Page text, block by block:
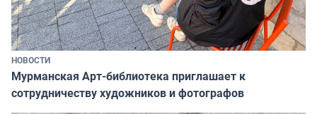
НОВОСТИ
Мурманская Арт-библиотека приглашает к
сотрудничеству художников и фотографов